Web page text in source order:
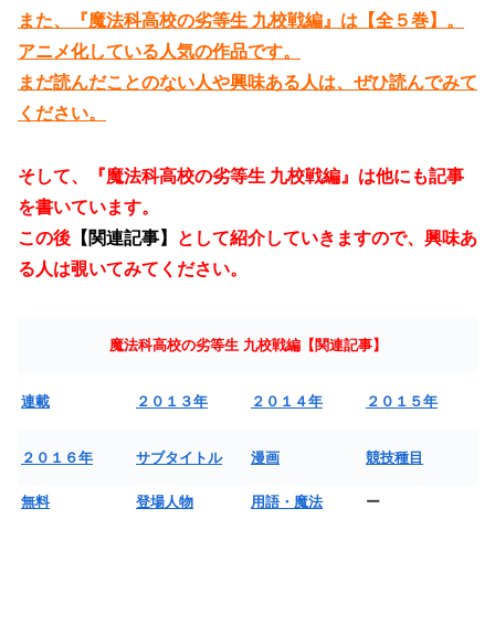
また、『魔法科高校の劣等生 九校戦編』は【全５巻】。
アニメ化している人気の作品です。
まだ読んだことのない人や興味ある人は、ぜひ読んでみて
ください。
そして、『魔法科高校の劣等生 九校戦編』は他にも記事
を書いています。
この後 【関連記事】
として紹介していきますので、興味あ
る人は覗いてみてください。
魔法科高校の劣等生 九校戦編【関連記事】
連載 ２０１３年 ２０１４年 ２０１５年
２０１６年 サブタイトル 漫画 競技種目
無料 登場人物 用語・魔法 ー